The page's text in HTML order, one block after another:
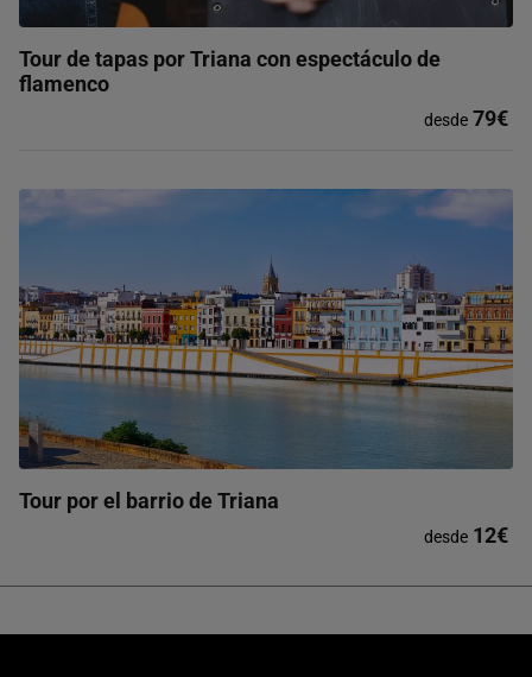
Tour de tapas por Triana con espectáculo de
flamenco
desde 79€
Tour por el barrio de Triana
desde 12€